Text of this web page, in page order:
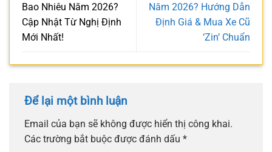
Bao Nhiêu Năm 2026?
Cập Nhật Từ Nghị Định
Mới Nhất!
Năm 2026? Hướng Dẫn
Định Giá & Mua Xe Cũ
‘Zin’ Chuẩn
Để lại một bình luận
Email của bạn sẽ không được hiển thị công khai.
Các trường bắt buộc được đánh dấu *